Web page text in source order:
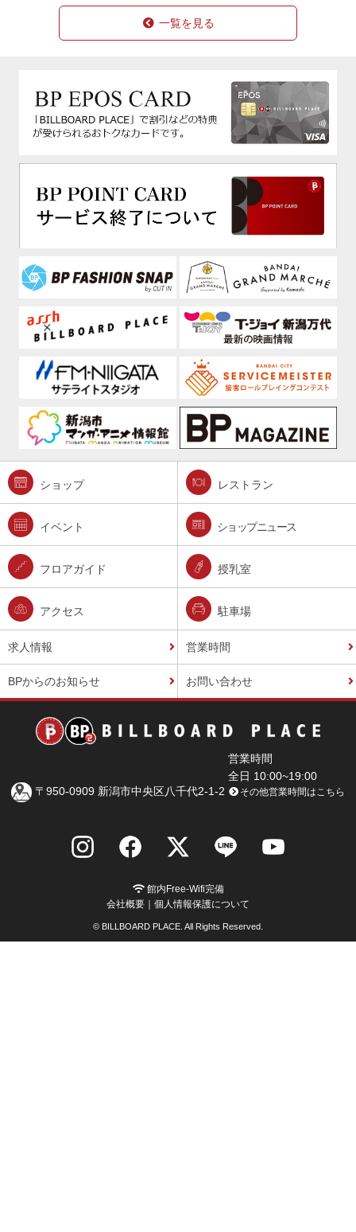
一覧を見る
ショップ レストラン
イベント ショップニュース
フロアガイド 授乳室
アクセス 駐車場
求人情報 営業時間
BPからのお知らせ お問い合わせ
〒950-0909 新潟市中央区八千代2-1-2
営業時間
全日 10:00~19:00
その他営業時間はこちら
館内Free-Wifi完備
会社概要
個人情報保護について
© BILLBOARD PLACE. All Rights Reserved.